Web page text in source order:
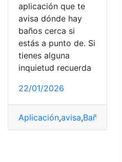
aplicación que te
avisa dónde hay
baños cerca si
estás a punto de. Si
tienes alguna
inquietud recuerda
22/01/2026
Aplicación,avisa,Baños